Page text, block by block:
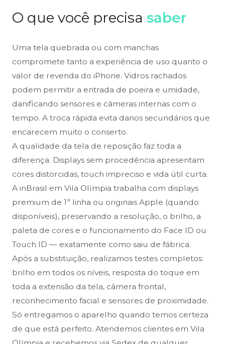
O que você precisa saber
Uma tela quebrada ou com manchas
compromete tanto a experiência de uso quanto o
valor de revenda do iPhone. Vidros rachados
podem permitir a entrada de poeira e umidade,
danificando sensores e câmeras internas com o
tempo. A troca rápida evita danos secundários que
encarecem muito o conserto.
A qualidade da tela de reposição faz toda a
diferença. Displays sem procedência apresentam
cores distorcidas, touch impreciso e vida útil curta.
A inBrasil em Vila Olímpia trabalha com displays
premium de 1ª linha ou originais Apple (quando
disponíveis), preservando a resolução, o brilho, a
paleta de cores e o funcionamento do Face ID ou
Touch ID — exatamente como saiu de fábrica.
Após a substituição, realizamos testes completos:
brilho em todos os níveis, resposta do toque em
toda a extensão da tela, câmera frontal,
reconhecimento facial e sensores de proximidade.
Só entregamos o aparelho quando temos certeza
de que está perfeito. Atendemos clientes em Vila